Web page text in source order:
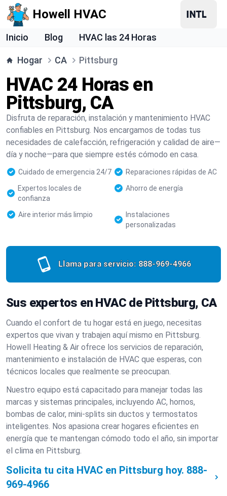
Howell HVAC
Inicio Blog HVAC las 24 Horas
Hogar CA Pittsburg
HVAC 24 Horas en
Pittsburg, CA
Disfruta de reparación, instalación y mantenimiento HVAC
confiables en Pittsburg. Nos encargamos de todas tus
necesidades de calefacción, refrigeración y calidad de aire—
día y noche—para que siempre estés cómodo en casa.
Cuidado de emergencia 24/7
Reparaciones rápidas de AC
Expertos locales de
confianza
Ahorro de energía
Aire interior más limpio
Instalaciones
personalizadas
Llama para servicio: 888-969-4966
Sus expertos en HVAC de Pittsburg, CA
Cuando el confort de tu hogar está en juego, necesitas
expertos que vivan y trabajen aquí mismo en Pittsburg.
Howell Heating & Air ofrece los servicios de reparación,
mantenimiento e instalación de HVAC que esperas, con
técnicos locales que realmente se preocupan.
Nuestro equipo está capacitado para manejar todas las
marcas y sistemas principales, incluyendo AC, hornos,
bombas de calor, mini-splits sin ductos y termostatos
inteligentes. Nos apasiona crear hogares eficientes en
energía que te mantengan cómodo todo el año, sin importar
el clima en Pittsburg.
Solicita tu cita HVAC en Pittsburg hoy. 888-
969-4966